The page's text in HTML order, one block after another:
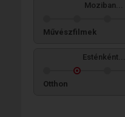
Moziban...
Művészfilmek
Esténként...
Otthon